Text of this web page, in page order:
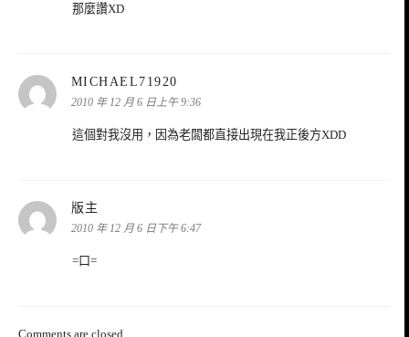
那麼讚XD
MICHAEL71920
示:
2010 年 12 月 6 日上午 9:36
這個對我沒用，因為老闆都直接出現在我正後方XDD
版主
示:
2010 年 12 月 6 日下午 6:47
=口=
Comments are closed.